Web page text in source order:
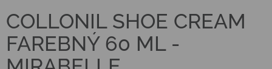
COLLONIL SHOE CREAM
FAREBNÝ 60 ML -